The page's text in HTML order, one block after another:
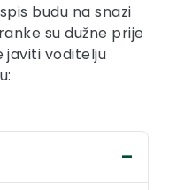
budu na snazi
su dužne prije
javiti voditelju